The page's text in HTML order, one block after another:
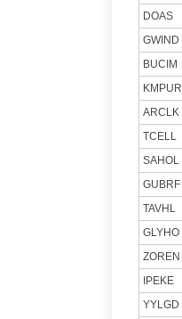
DOAS
GWIND
BUCIM
KMPUR
ARCLK
TCELL
SAHOL
GUBRF
TAVHL
GLYHO
ZOREN
IPEKE
YYLGD